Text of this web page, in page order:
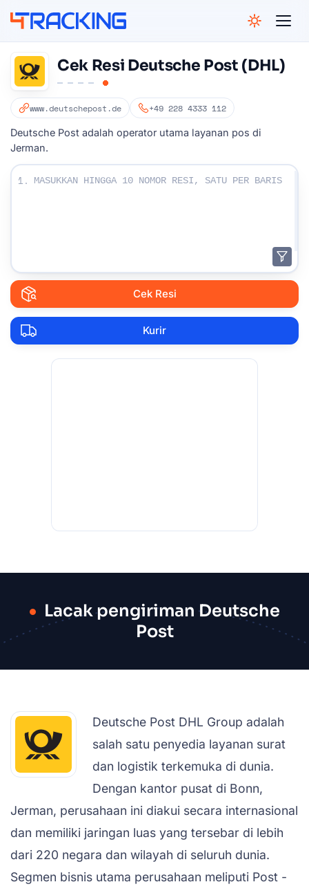
Cek Resi Deutsche Post (DHL)
www.deutschepost.de +49 228 4333 112
Deutsche Post adalah operator utama layanan pos di
Jerman.
Masukkan Nomor resi Anda:
1.
Cek Resi
Kurir
Lacak pengiriman Deutsche
Post
Deutsche Post DHL Group adalah
salah satu penyedia layanan surat
dan logistik terkemuka di dunia.
Dengan kantor pusat di Bonn,
Jerman, perusahaan ini diakui secara internasional
dan memiliki jaringan luas yang tersebar di lebih
dari 220 negara dan wilayah di seluruh dunia.
Segmen bisnis utama perusahaan meliputi Post -